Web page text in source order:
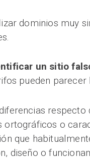
dominios muy
un sitio
pueden
respecto
ortográficos o
que
diseño o